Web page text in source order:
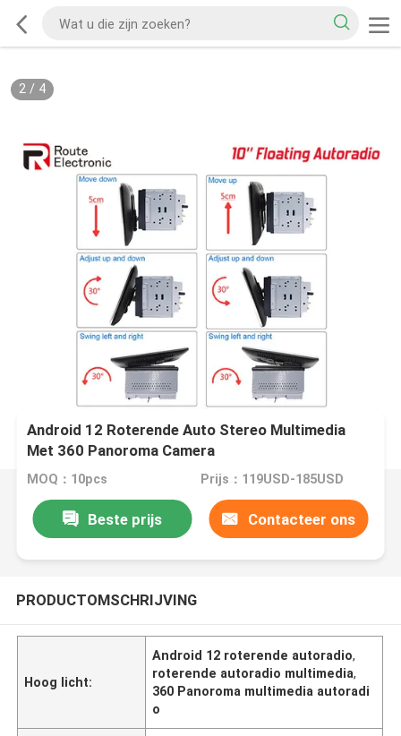
2/ 4
Android 12 Roterende Auto Stereo Multimedia
Met 360 Panoroma Camera
MOQ：10pcs Prijs：119USD-185USD
Beste prijs Contacteer ons
PRODUCTOMSCHRIJVING
Hoog licht:
Android 12 roterende autoradio,
roterende autoradio multimedia,
360 Panoroma multimedia autoradi
o